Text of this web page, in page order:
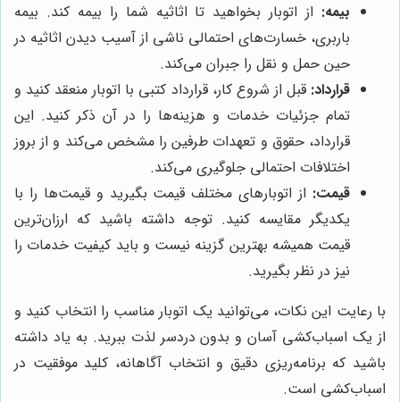
بیمه: از اتوبار بخواهید تا اثاثیه شما را بیمه کند. بیمه
باربری، خسارت‌های احتمالی ناشی از آسیب دیدن اثاثیه در
حین حمل و نقل را جبران می‌کند.
قرارداد: قبل از شروع کار، قرارداد کتبی با اتوبار منعقد کنید و
تمام جزئیات خدمات و هزینه‌ها را در آن ذکر کنید. این
قرارداد، حقوق و تعهدات طرفین را مشخص می‌کند و از بروز
اختلافات احتمالی جلوگیری می‌کند.
قیمت: از اتوبارهای مختلف قیمت بگیرید و قیمت‌ها را با
یکدیگر مقایسه کنید. توجه داشته باشید که ارزان‌ترین
قیمت همیشه بهترین گزینه نیست و باید کیفیت خدمات را
نیز در نظر بگیرید.
با رعایت این نکات، می‌توانید یک اتوبار مناسب را انتخاب کنید و
از یک اسباب‌کشی آسان و بدون دردسر لذت ببرید. به یاد داشته
باشید که برنامه‌ریزی دقیق و انتخاب آگاهانه، کلید موفقیت در
اسباب‌کشی است.